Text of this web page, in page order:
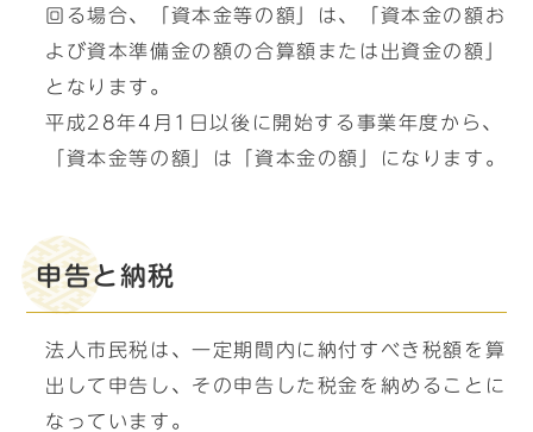
回る場合、「資本金等の額」は、「資本金の額お
よび資本準備金の額の合算額または出資金の額」
となります。
平成28年4月1日以後に開始する事業年度から、
「資本金等の額」は「資本金の額」になります。
申告と納税
法人市民税は、一定期間内に納付すべき税額を算
出して申告し、その申告した税金を納めることに
なっています。